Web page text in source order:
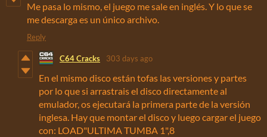
Me pasa lo mismo, el juego me sale en inglés. Y lo que se
me descarga es un único archivo.
Reply
C64 Cracks 303 days ago
En el mismo disco están tofas las versiones y partes
por lo que si arrastrais el disco directamente al
emulador, os ejecutará la primera parte de la versión
inglesa. Hay que montar el disco y luego cargar el juego
con: LOAD"ULTIMA TUMBA 1",8